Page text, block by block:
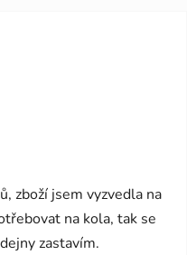
zboží jsem vyzvedla na
na kola, tak se
zastavím.